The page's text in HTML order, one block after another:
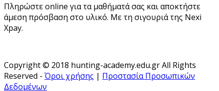
Πληρώστε online για τα μαθήματά σας και αποκτήστε
άμεση πρόσβαση στο υλικό. Με τη σιγουριά της Nexi
Xpay.
Copyright © 2018 hunting-academy.edu.gr All Rights
Reserved - Όροι χρήσης | Προστασία Προσωπικών
Δεδομένων